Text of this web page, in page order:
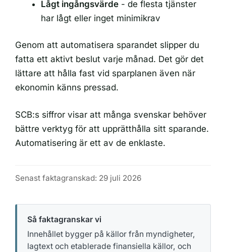
Lågt ingångsvärde - de flesta tjänster
har lågt eller inget minimikrav
Genom att automatisera sparandet slipper du
fatta ett aktivt beslut varje månad. Det gör det
lättare att hålla fast vid sparplanen även när
ekonomin känns pressad.
SCB:s siffror visar att många svenskar behöver
bättre verktyg för att upprätthålla sitt sparande.
Automatisering är ett av de enklaste.
Senast faktagranskad: 29 juli 2026
Så faktagranskar vi
Innehållet bygger på källor från myndigheter,
lagtext och etablerade finansiella källor, och